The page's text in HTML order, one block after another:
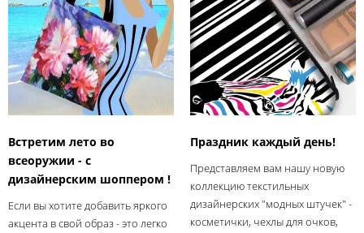
Встретим лето во
всеоружии - с
дизайнерским шоппером !
Если вы хотите добавить яркого
акцента в свой образ - это легко
Праздник каждый день!
Представляем вам нашу новую
коллекцию текстильных
дизайнерских "модных штучек" -
косметички, чехлы для очков,